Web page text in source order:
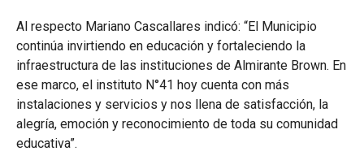
Al respecto Mariano Cascallares indicó: “El Municipio
continúa invirtiendo en educación y fortaleciendo la
infraestructura de las instituciones de Almirante Brown. En
ese marco, el instituto N°41 hoy cuenta con más
instalaciones y servicios y nos llena de satisfacción, la
alegría, emoción y reconocimiento de toda su comunidad
educativa”.